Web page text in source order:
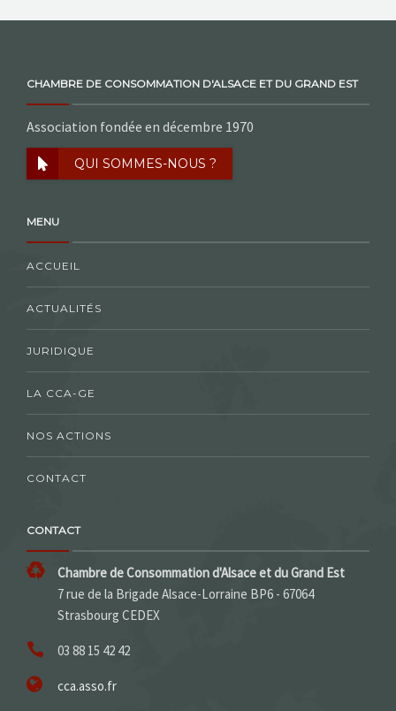
CHAMBRE DE CONSOMMATION D'ALSACE ET DU GRAND EST
Association fondée en décembre 1970
QUI SOMMES-NOUS ?
MENU
ACCUEIL
ACTUALITÉS
JURIDIQUE
LA CCA-GE
NOS ACTIONS
CONTACT
CONTACT
Chambre de Consommation d'Alsace et du Grand Est
7 rue de la Brigade Alsace-Lorraine BP6 - 67064
Strasbourg CEDEX
03 88 15 42 42
cca.asso.fr